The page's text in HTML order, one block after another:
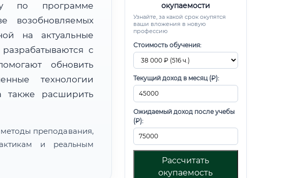
окупаемости
Узнайте, за какой срок окупятся
ваши вложения в новую
профессию
Стоимость обучения:
Текущий доход в месяц (₽):
Ожидаемый доход после учебы
(₽):
Рассчитать
окупаемость
по программе
возобновляемых
на актуальные
с
обновить
технологии
также расширить
преподавания,
и реальным